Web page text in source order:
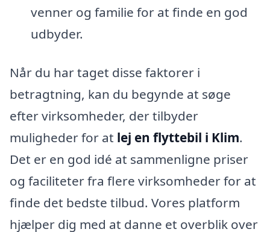
venner og familie for at finde en god
udbyder.
Når du har taget disse faktorer i
betragtning, kan du begynde at søge
efter virksomheder, der tilbyder
muligheder for at lej en flyttebil i Klim.
Det er en god idé at sammenligne priser
og faciliteter fra flere virksomheder for at
finde det bedste tilbud. Vores platform
hjælper dig med at danne et overblik over